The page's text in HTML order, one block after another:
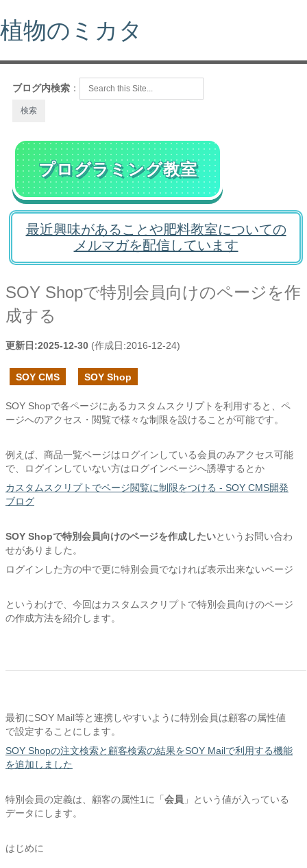
植物のミカタ
ブログ内検索 ：
プログラミング教室
最近興味があることや肥料教室についての
メルマガを配信しています
SOY Shopで特別会員向けのページを作
成する
更新日:2025-12-30 (作成日:2016-12-24)
SOY CMS SOY Shop
SOY Shopで各ページにあるカスタムスクリプトを利用すると、ペ
ージへのアクセス・閲覧で様々な制限を設けることが可能です。
例えば、商品一覧ページはログインしている会員のみアクセス可能
で、ログインしていない方はログインページへ誘導するとか
カスタムスクリプトでページ閲覧に制限をつける - SOY CMS開発
ブログ
SOY Shopで特別会員向けのページを作成したいというお問い合わ
せがありました。
ログインした方の中で更に特別会員でなければ表示出来ないページ
というわけで、今回はカスタムスクリプトで特別会員向けのページ
の作成方法を紹介します。
最初にSOY Mail等と連携しやすいように特別会員は顧客の属性値
で設定することにします。
SOY Shopの注文検索と顧客検索の結果をSOY Mailで利用する機能
を追加しました
特別会員の定義は、顧客の属性1に「 会員 」という値が入っている
データにします。
はじめに